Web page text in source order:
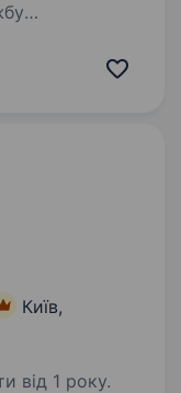
Київ,
від 1 року.